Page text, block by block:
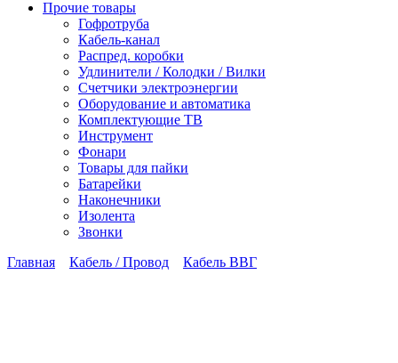
Прочие товары
Гофротруба
Кабель-канал
Распред. коробки
Удлинители / Колодки / Вилки
Счетчики электроэнергии
Оборудование и автоматика
Комплектующие ТВ
Инструмент
Фонари
Товары для пайки
Батарейки
Наконечники
Изолента
Звонки
Главная
Кабель / Провод Кабель ВВГ